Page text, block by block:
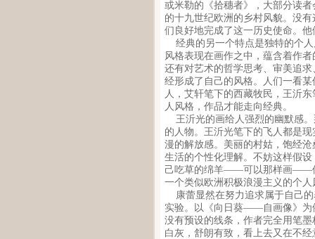
或米勒的《拾穗者》，大部分读
的十九世纪欧洲的乡村风貌。没
们良好地完成了这一历史使命。
经典的另一个特点是独特的个人
风格表现在画作之中，蕴含着作
还有对艺术的哲学思考、审美追
经形成了自己的风格。人们一看
人，艾轩笔下的西藏牧民，王沂
人风格，作品才能走向经典。
王沂光的画给人强烈的幽默感。
的人物。王沂光笔下的飞人都是
漫的解放感。美丽的村姑，饱经
生活的个性化理解。不妨这样假
己吃草的绵羊——可以那样画——
一个类似欧洲积极浪漫主义的个人
康蕾显然在努力追求属于自己的
实验。以《向日葵——自画像》为
没有预设的线条，作者完全用笔
白灰，舒朗有致，看上去又在不